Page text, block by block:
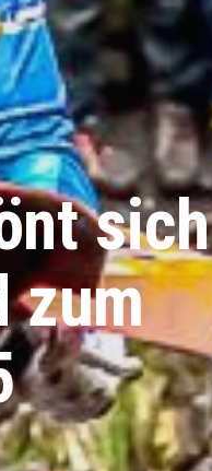
sich
zum